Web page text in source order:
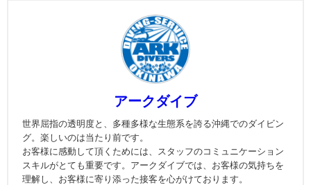
アークダイブ
世界屈指の透明度と、多種多様な生態系を誇る沖縄でのダイビン
グ。楽しいのは当たり前です。
お客様に感動して頂くためには、スタッフのコミュニケーション
スキルがとても重要です。アークダイブでは、お客様の気持ちを
理解し、お客様に寄り添った接客を心がけております。